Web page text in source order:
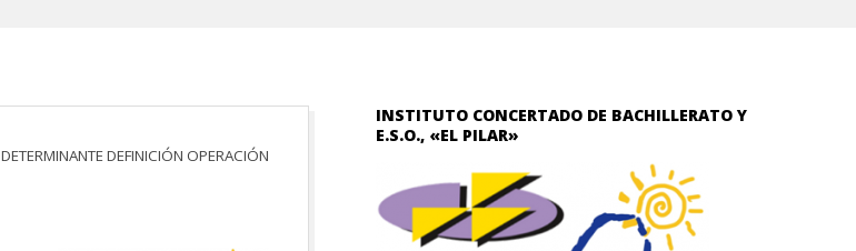
DETERMINANTE DEFINICIÓN OPERACIÓN
INSTITUTO CONCERTADO DE BACHILLERATO Y
E.S.O., «EL PILAR»